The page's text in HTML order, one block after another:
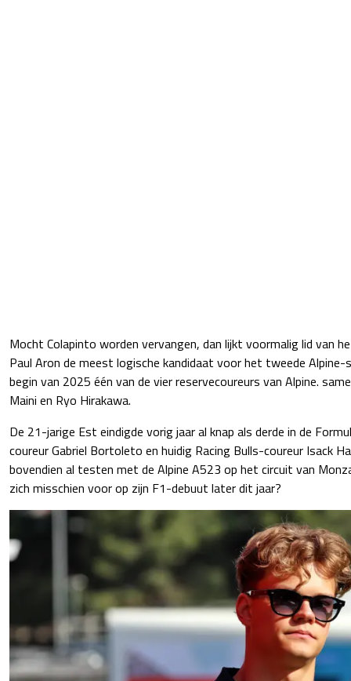
Mocht Colapinto worden vervangen, dan lijkt voormalig lid van
Paul Aron de meest logische kandidaat voor het tweede
begin van 2025 één van de vier reservecoureurs van Alpine.
Maini en Ryo Hirakawa.
De 21-jarige Est eindigde vorig jaar al knap als derde in de
coureur Gabriel Bortoleto en huidig Racing Bulls-coureur Isack
bovendien al testen met de Alpine A523 op het circuit van
zich misschien voor op zijn F1-debuut later dit jaar?